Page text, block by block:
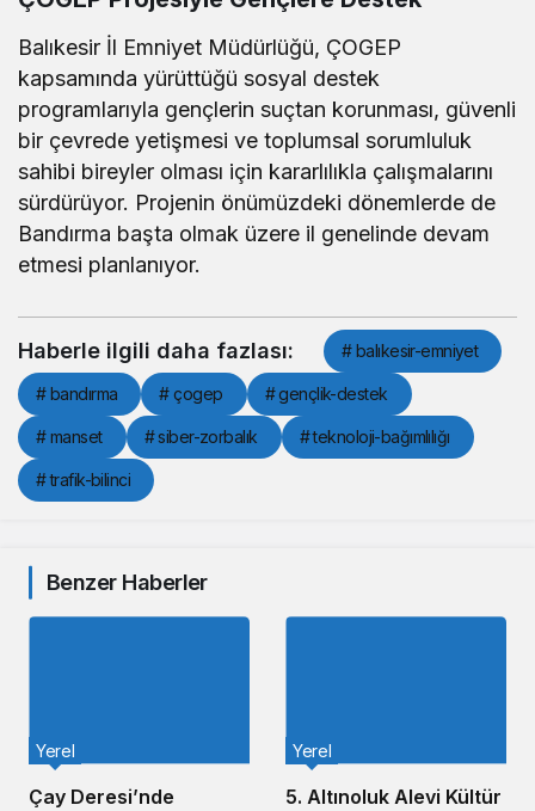
Balıkesir İl Emniyet Müdürlüğü, ÇOGEP
kapsamında yürüttüğü sosyal destek
programlarıyla gençlerin suçtan korunması, güvenli
bir çevrede yetişmesi ve toplumsal sorumluluk
sahibi bireyler olması için kararlılıkla çalışmalarını
sürdürüyor. Projenin önümüzdeki dönemlerde de
Bandırma başta olmak üzere il genelinde devam
etmesi planlanıyor.
Haberle ilgili daha fazlası: # balıkesir-emniyet
# bandırma # çogep # gençlik-destek
# manset # siber-zorbalık # teknoloji-bağımlılığı
# trafik-bilinci
Benzer Haberler
Çay Deresi’nde
Yerel
5. Altınoluk Alevi Kültür
Yerel